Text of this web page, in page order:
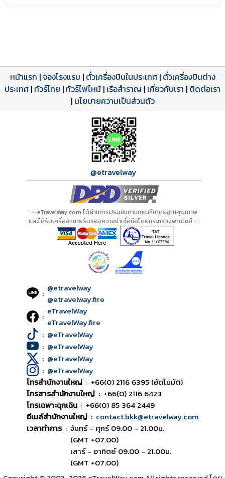
โปรแกรมทัวร์
ดาวน์โหลด PDF
รีวิวลูกค้าจริง
รีวิวจาก eTravelWay
เปิดหน้าเต็ม
ใบอนุญาตนำเที่ยว
เลขที่ 11/11450
เปิดหน้าเต็ม
หน้าแรก |จองโรงแรม | ตั๋วเครื่องบินในประเทศ| ตั๋วเครื่องบินต่าง
ประเทศ | ทัวร์ไทย | ทัวร์ไฟไหม้ | เรือสำราญ | เกี่ยวกับเรา | ติดต่อเรา
| นโยบายความเป็นส่วนตัว
@etravelway
==eTravelWay.com ได้ผ่านการประเมินตามเกณฑ์มาตรฐานคุณภาพ
และได้รับเครื่องหมายรับรองความน่าเชื่อถือโดยกระทรวงพาณิชย์ ==
: @etravelway
@etravelway.fire
: eTravelWay
eTravelWay.fire
: @eTravelWay
: @eTravelWay
: @eTravelWay
: @eTravelWay
โทรสำนักงานใหญ่ : +66(0) 2116 6395 (อัตโนมัติ)
โทรสารสำนักงานใหญ่ : +66(0) 2116 6423
โทรเฉพาะฉุกเฉิน : +66(0) 85 364 2449
อีเมล์สำนักงานใหญ่ : contact.bkk@etravelway.com
เวลาทำการ : จันทร์ - ศุกร์ 09.00 - 21.00น.
(GMT +07.00)
เสาร์ - อาทิตย์ 09.00 - 21.00น.
(GMT +07.00)